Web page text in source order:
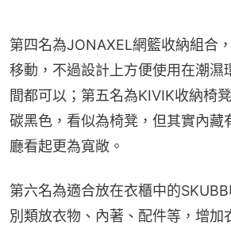
第四名為JONAXEL網籃收納組合
移動，不過設計上方便使用在潮濕
間都可以；第五名為KIVIK收納椅
碳黑色，看似為椅凳，但其實內藏
廳看起更為寬敞。
第六名為適合放在衣櫃中的
別類放衣物、內著、配件等，增加